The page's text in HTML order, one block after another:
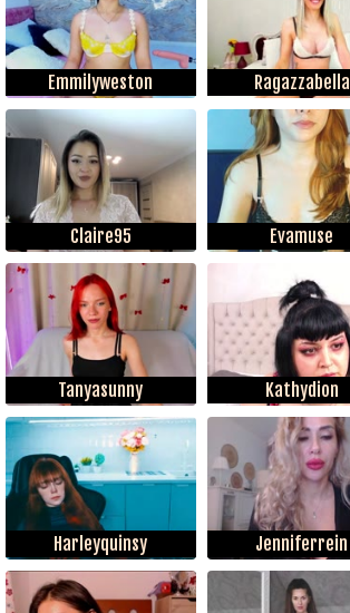
Emmilyweston Ragazzabella
Claire95 Evamuse
Tanyasunny Kathydion
Harleyquinsy Jenniferrein